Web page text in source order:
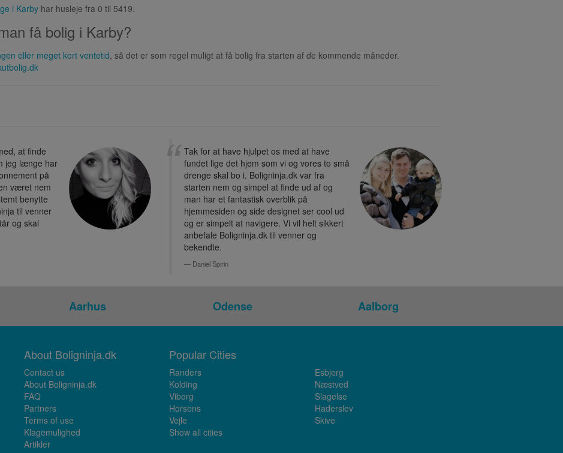
i Karby har husleje fra 0 til 5419.
få bolig i Karby?
eller meget kort ventetid, så det er som regel muligt at få bolig fra starten af de kommende måneder.
at finde
jeg længe har
på
været nem
benytte
til venner
og skal
Tak for at have hjulpet os med at have
fundet lige det hjem som vi og vores to små
drenge skal bo i. Boligninja.dk var fra
starten nem og simpel at finde ud af og
man har et fantastisk overblik på
hjemmesiden og side designet ser cool ud
og er simpelt at navigere. Vi vil helt sikkert
anbefale Boligninja.dk til venner og
bekendte.
Daniel Spirin
Aarhus Odense Aalborg
About Boligninja.dk
Contact us
About Boligninja.dk
FAQ
Partners
Terms of use
Klagemulighed
Artikler
Popular Cities
Randers
Kolding
Viborg
Horsens
Vejle
Show all cities
Esbjerg
Næstved
Slagelse
Haderslev
Skive